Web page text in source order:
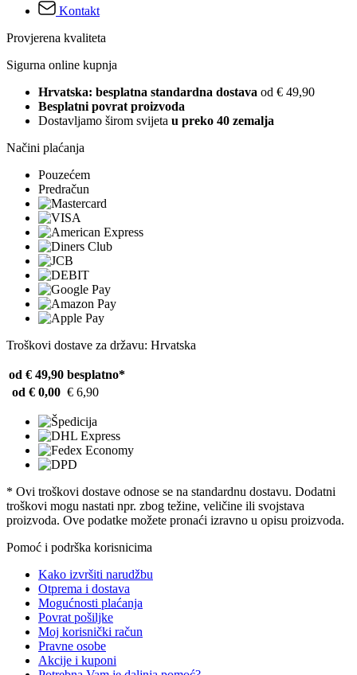
Kontakt
Provjerena kvaliteta
Sigurna online kupnja
Hrvatska: besplatna standardna dostava od € 49,90
Besplatni povrat proizvoda
Dostavljamo širom svijeta u preko 40 zemalja
Načini plaćanja
Pouzećem
Predračun
Troškovi dostave za državu: Hrvatska
od € 49,90 besplatno*
od € 0,00 € 6,90
* Ovi troškovi dostave odnose se na standardnu ​​dostavu. Dodatni
troškovi mogu nastati npr. zbog težine, veličine ili svojstava
proizvoda. Ove podatke možete pronaći izravno u opisu proizvoda.
Pomoć i podrška korisnicima
Kako izvršiti narudžbu
Otprema i dostava
Mogućnosti plaćanja
Povrat pošiljke
Moj korisnički račun
Pravne osobe
Akcije i kuponi